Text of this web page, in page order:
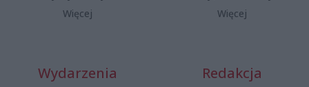
Więcej Więcej
Wydarzenia Redakcja